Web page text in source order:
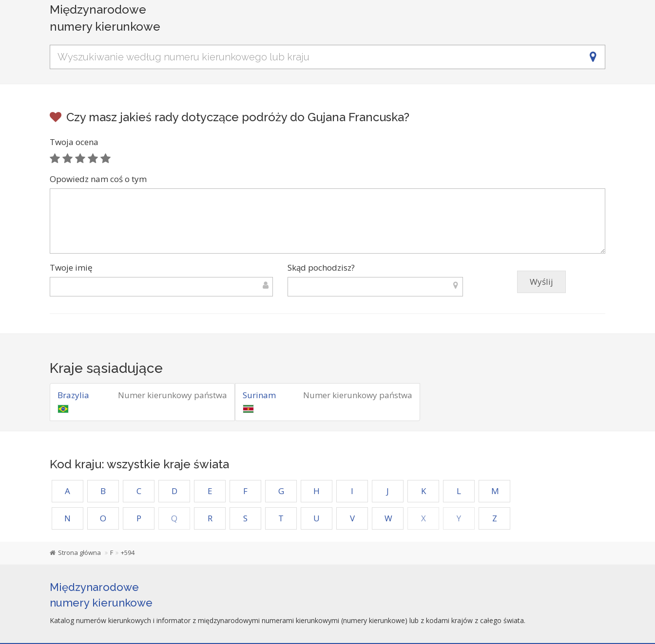
Międzynarodowe
numery kierunkowe
Czy masz jakieś rady dotyczące podróży do Gujana Francuska?
Twoja ocena
Opowiedz nam coś o tym
Twoje imię Skąd pochodzisz?
Kraje sąsiadujące
Numer kierunkowy państwa
Brazylia Numer kierunkowy państwa
Surinam
Kod kraju: wszystkie kraje świata
A B C D E F G H I J K L M
N O P Q R S T U V W X Y Z
Strona główna F +594
Międzynarodowe
numery kierunkowe
Katalog numerów kierunkowych i informator z międzynarodowymi numerami kierunkowymi (numery kierunkowe) lub z kodami krajów z całego świata.